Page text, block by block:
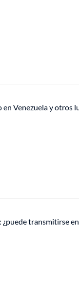
Venezuela y otros
¿puede transmitirse